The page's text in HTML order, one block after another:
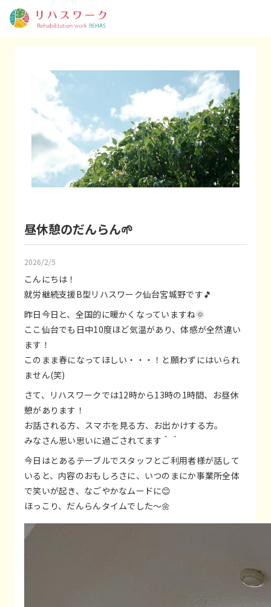
昼休憩のだんらん🌱
2026/2/5
こんにちは！
就労継続支援B型リハスワーク仙台宮城野です🎵
昨日今日と、全国的に暖かくなっていますね🌞
ここ仙台でも日中10度ほど気温があり、体感が全然違い
ます！
このまま春になってほしい・・・！と願わずにはいられ
ません(笑)
さて、リハスワークでは12時から13時の1時間、お昼休
憩があります！
お話される方、スマホを見る方、お出かけする方。
みなさん思い思いに過ごされてます＾＾
今日はとあるテーブルでスタッフとご利用者様が話して
いると、内容のおもしろさに、いつのまにか事業所全体
で笑いが起き、なごやかなムードに😊
ほっこり、だんらんタイムでした～🌼